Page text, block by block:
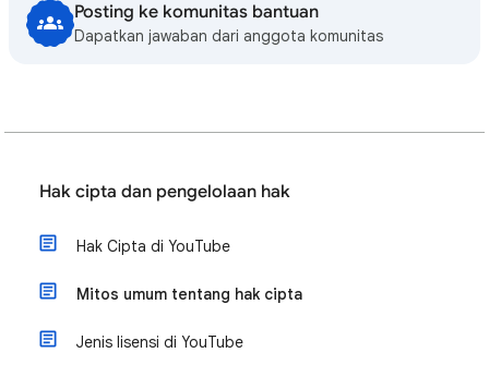
Posting ke komunitas bantuan
Dapatkan jawaban dari anggota komunitas
Hak cipta dan pengelolaan hak
Hak Cipta di YouTube
Mitos umum tentang hak cipta
Jenis lisensi di YouTube